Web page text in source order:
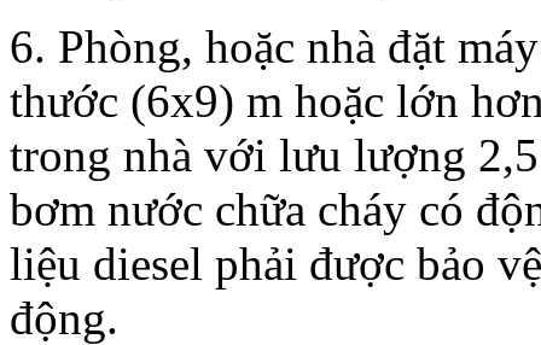
6. Phòng, hoặc nhà đặt
thước (6x9) m hoặc lớn
trong nhà với lưu lượng
bơm nước chữa cháy có
liệu diesel phải được bảo
động.